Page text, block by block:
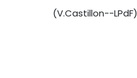
(V.Castillon--LPdF)